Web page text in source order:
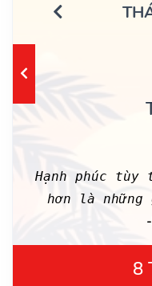
Hạnh phúc
hơn là
8